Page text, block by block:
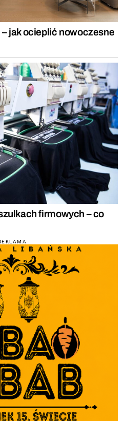
jak ocieplić nowoczesne
firmowych – co